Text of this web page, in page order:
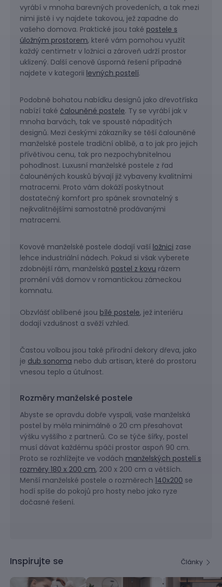
vyrábí v mnoha barevných provedeních, a tak mezi
nimi jistě i vy najdete takovou, jež zapadne do
vašeho domova. Praktické jsou také postele s
úložným prostorem, které vám pomohou využít
každý centimetr v ložnici a zároveň udrží prostor
uklizený. Další cenově úsporná řešení případně
najdete v kategorii levných postelí.
Podobně bohatou nabídku designů jako dřevotříska
nabízí také čalouněné postele. Ty se vyrábí jak v
mnoha barvách, tak ve spoustě nápaditých
designů. Mezi českými zákazníky se těší čalouněné
manželské postele tradiční oblibě, a to jak pro jejich
přívětivou cenu, tak pro nezpochybnitelnou
pohodlnost. Luxusní manželské postele z řad
čalouněných kousků bývají již vybaveny kvalitními
matracemi. Proto vám dokáží poskytnout
dostatečný komfort pro spánek srovnatelný s
nejkvalitnějšími samostatně prodávanými
matracemi.
Kovové manželské postele dodají vaší ložnici zase
lehce industriální nádech. Pokud si však vyberete
zdobnější rám, manželská postel z kovu rázem
promění váš domov v romantickou zámeckou
komnatu.
Obzvlášť oblíbené jsou bílé postele, jež interiéru
dodají vzdušnost a svěží vzhled.
Častou volbou jsou také přírodní dekory dřeva, jako
je dub sonoma nebo dub artisan, které do prostoru
vnesou teplo a útulnost.
Rozměry manželské postele
Abyste se opravdu dobře vyspali, vaše manželská
postel by měla minimálně o 20 cm přesahovat
výšku vyššího z partnerů. Co se týče šířky, postel
musí dávat každému spáči prostor aspoň 90 cm.
Proto se rozhlížejte ve vodách manželských postelí s
rozměry 180 x 200 cm, 200 x 200 cm a větších.
Menší manželské postele o rozměrech 140x200 se
hodí spíše do pokojů pro hosty nebo jako ryze
dočasné řešení.
Inspirujte se Články